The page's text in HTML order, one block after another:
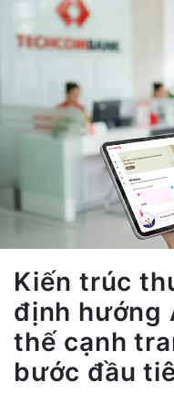
Kiến trúc
định hướng
thế cạnh
bước đầu